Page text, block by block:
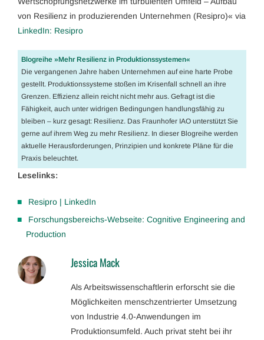
von Resilienz in produzierenden Unternehmen (Resipro)« via
LinkedIn: Resipro
Blogreihe »Mehr Resilienz in Produktionssystemen«
Die vergangenen Jahre haben Unternehmen auf eine harte Probe
gestellt. Produktionssysteme stoßen im Krisenfall schnell an ihre
Grenzen. Effizienz allein reicht nicht mehr aus. Gefragt ist die
Fähigkeit, auch unter widrigen Bedingungen handlungsfähig zu
bleiben – kurz gesagt: Resilienz. Das Fraunhofer IAO unterstützt Sie
gerne auf ihrem Weg zu mehr Resilienz. In dieser Blogreihe werden
aktuelle Herausforderungen, Prinzipien und konkrete Pläne für die
Praxis beleuchtet.
Leselinks:
Resipro | LinkedIn
Forschungsbereichs-Webseite: Cognitive Engineering and
Production
Jessica Mack
Als Arbeitswissenschaftlerin erforscht sie die
Möglichkeiten menschzentrierter Umsetzung
von Industrie 4.0-Anwendungen im
Produktionsumfeld. Auch privat steht bei ihr